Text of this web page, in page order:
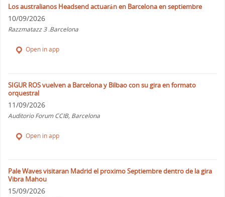
Los australianos Headsend actuarán en Barcelona en septiembre
10/09/2026
Razzmatazz 3 .Barcelona
Open in app
SIGUR ROS vuelven a Barcelona y Bilbao con su gira en formato
orquestral
11/09/2026
Auditorio Forum CCIB, Barcelona
Open in app
Pale Waves visitaran Madrid el proximo Septiembre dentro de la gira
Vibra Mahou
15/09/2026